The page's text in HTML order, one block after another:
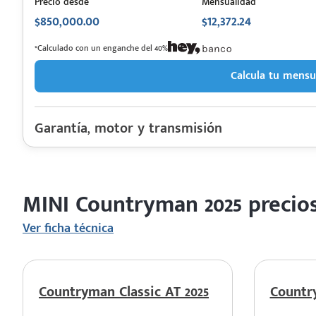
$850,000.00 $12,372.24
*Calculado con un enganche del 40%
Calcula tu
Garantía, motor y transmisión
Garantía
Último rediseño
Colores disponibles
MINI Countryman 2025
Ver ficha técnica
Countryman Classic AT 2025
más